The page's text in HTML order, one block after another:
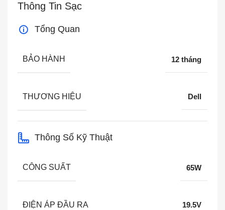
Thông Tin Sạc
Tổng Quan
BẢO HÀNH 12 tháng
THƯƠNG HIỆU Dell
Thông Số Kỹ Thuật
CÔNG SUẤT 65W
ĐIỆN ÁP ĐẦU RA 19.5V